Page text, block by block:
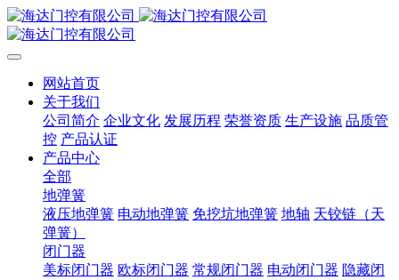
网站首页
关于我们
公司简介 企业文化 发展历程 荣誉资质 生产设施 品质管
控 产品认证
产品中心
全部
地弹簧
液压地弹簧 电动地弹簧 免挖坑地弹簧 地轴 天铰链（天
弹簧）
闭门器
美标闭门器 欧标闭门器 常规闭门器 电动闭门器 隐藏闭